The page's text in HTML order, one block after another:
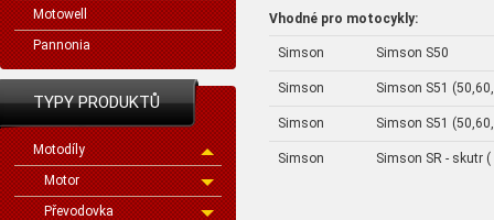
Motowell
Pannonia
TYPY PRODUKTŮ
Motodíly
Motor
Převodovka
Vhodné pro motocykly:
Simson Simson S50
Simson Simson S51
Simson Simson S51
Simson Simson SR - skutr